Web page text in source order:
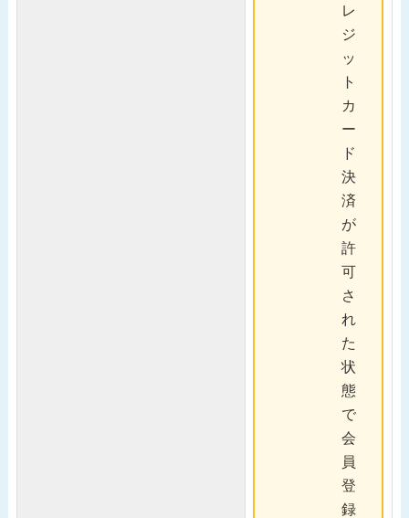
レ
ジ
ッ
ト
カ
ー
ド
決
済
が
許
可
さ
れ
た
状
態
で
会
員
登
録